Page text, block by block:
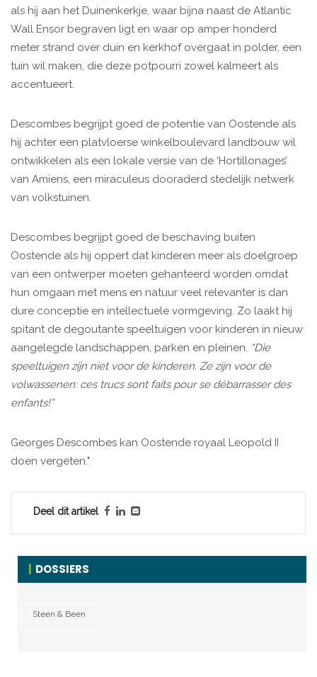
als hij aan het Duinenkerkje, waar bijna naast de Atlantic
Wall Ensor begraven ligt en waar op amper honderd
meter strand over duin en kerkhof overgaat in polder, een
tuin wil maken, die deze potpourri zowel kalmeert als
accentueert.
Descombes begrijpt goed de potentie van Oostende als
hij achter een platvloerse winkelboulevard landbouw wil
ontwikkelen als een lokale versie van de ‘Hortillonages’
van Amiens, een miraculeus dooraderd stedelijk netwerk
van volkstuinen.
Descombes begrijpt goed de beschaving buiten
Oostende als hij oppert dat kinderen meer als doelgroep
van een ontwerper moeten gehanteerd worden omdat
hun omgaan met mens en natuur veel relevanter is dan
dure conceptie en intellectuele vormgeving. Zo laakt hij
spitant de degoutante speeltuigen voor kinderen in nieuw
aangelegde landschappen, parken en pleinen. “Die
speeltuigen zijn niet voor de kinderen. Ze zijn voor de
volwassenen: ces trucs sont faits pour se débarrasser des
enfants!”
Georges Descombes kan Oostende royaal Leopold II
doen vergeten."
Deel dit artikel
DOSSIERS
Steen & Been